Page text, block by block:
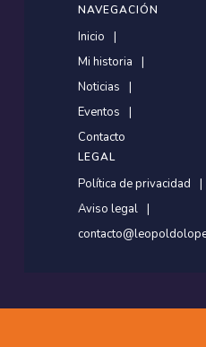
NAVEGACIÓN
Inicio
Mi historia
Noticias
Eventos
Contacto
LEGAL
Política de privacidad
Aviso legal